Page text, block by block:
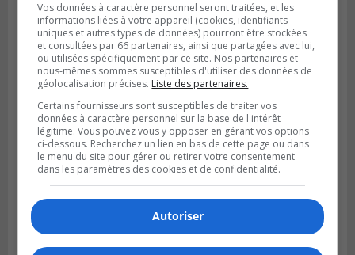
Publié le 6 août 2026 à 05h39
La grenade du camping du lac Cristal était
inoffensive
Vos données à caractère personnel seront traitées, et les
informations liées à votre appareil (cookies, identifiants
uniques et autres types de données) pourront être stockées
et consultées par 66 partenaires, ainsi que partagées avec lui,
ou utilisées spécifiquement par ce site. Nos partenaires et
nous-mêmes sommes susceptibles d'utiliser des données de
géolocalisation précises. Liste des partenaires.
Certains fournisseurs sont susceptibles de traiter vos
données à caractère personnel sur la base de l'intérêt
légitime. Vous pouvez vous y opposer en gérant vos options
ci-dessous. Recherchez un lien en bas de cette page ou dans
le menu du site pour gérer ou retirer votre consentement
dans les paramètres des cookies et de confidentialité.
Autoriser